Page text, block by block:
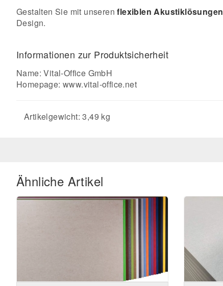
Gestalten Sie mit unserenflexiblen Akustiklösungen
Design.
Informationen zur Produktsicherheit
Name: Vital-Office GmbH
Homepage:www.vital-office.net
Artikelgewicht: 3,49 kg
Ähnliche Artikel